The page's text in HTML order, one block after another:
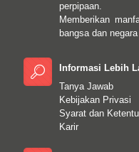
perpipaan.
Memberikan
bangsa dan
Informasi Lebih
Tanya Jawab
Kebijakan Privasi
Syarat dan
Karir